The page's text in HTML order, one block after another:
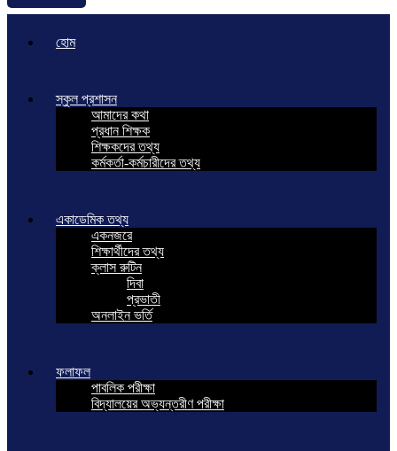
হোম
স্কুল প্রশাসন
আমাদের কথা
প্রধান শিক্ষক
শিক্ষকদের তথ্য
কর্মকর্তা-কর্মচারীদের তথ্য
একাডেমিক তথ্য
একনজরে
শিক্ষার্থীদের তথ্য
ক্লাস রুটিন
দিবা
প্রভাতী
অনলাইন ভর্তি
ফলাফল
পাবলিক পরীক্ষা
বিদ্যালয়ের অভ্যন্তরীণ পরীক্ষা